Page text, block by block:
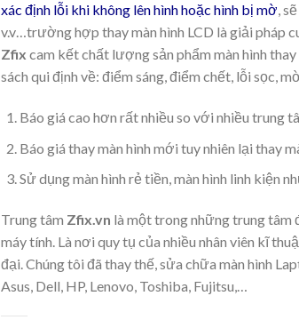
xác định lỗi khi không lên hình hoặc hình bị mờ, sẽ
v.v…trường hợp thay màn hình LCD là giải pháp
Zfix cam kết chất lượng sản phẩm màn hình thay
sách qui định về: điểm sáng, điểm chết, lỗi sọc,
Báo giá cao hơn rất nhiều so với nhiều trung
Báo giá thay màn hình mới tuy nhiên lại thay
Sử dụng màn hình rẻ tiền, màn hình linh kiện
Trung tâm Zfix.vn là một trong những trung tâm
máy tính. Là nơi quy tụ của nhiều nhân viên kĩ
đại. Chúng tôi đã thay thế, sửa chữa màn hình
Asus, Dell, HP, Lenovo, Toshiba, Fujitsu,…